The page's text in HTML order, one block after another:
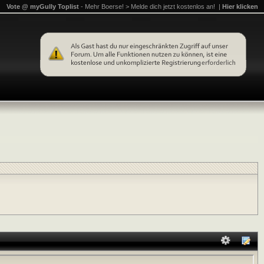
Vote @ myGully Toplist - Mehr Boerse! > Melde dich jetzt kostenlos an! | Hier klicken